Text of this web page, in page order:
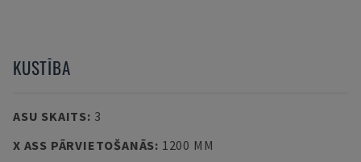
KUSTĪBA
ASU SKAITS: 3
X ASS PĀRVIETOŠANĀS: 1200 MM